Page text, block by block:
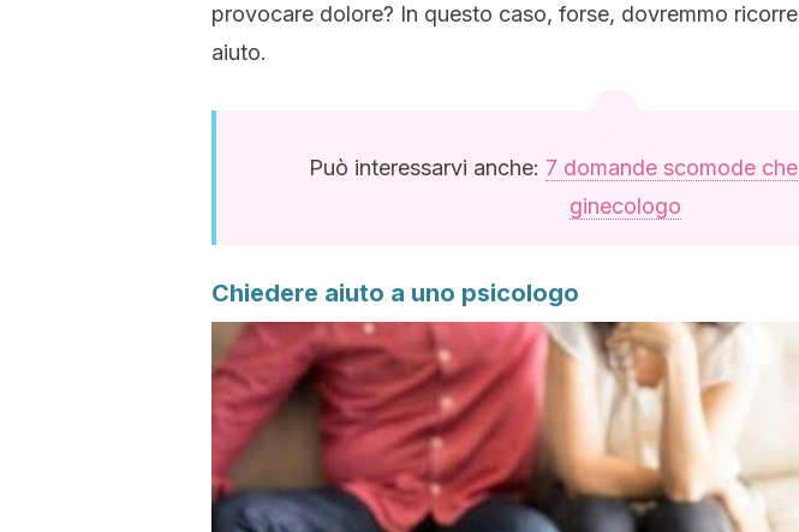
provocare dolore? In questo caso, forse, dovremmo
aiuto.
Può interessarvi anche: 7 domande scomode
ginecologo
Chiedere aiuto a uno psicologo